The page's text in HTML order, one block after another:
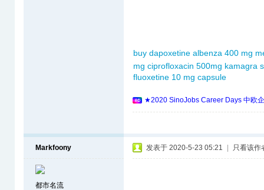
buy dapoxetine albenza 400 mg
mg ciprofloxacin 500mg kamagra
fluoxetine 10 mg capsule
★2020 SinoJobs Career Days 中欧
Markfoony
都市名流
发表于 2020-5-23 05:21 只看该作